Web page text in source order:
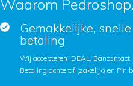
Waarom
Gemakkelijke,
betaling
Wij accepteren iDEAL,
Betaling achteraf (zakelijk) en Pin